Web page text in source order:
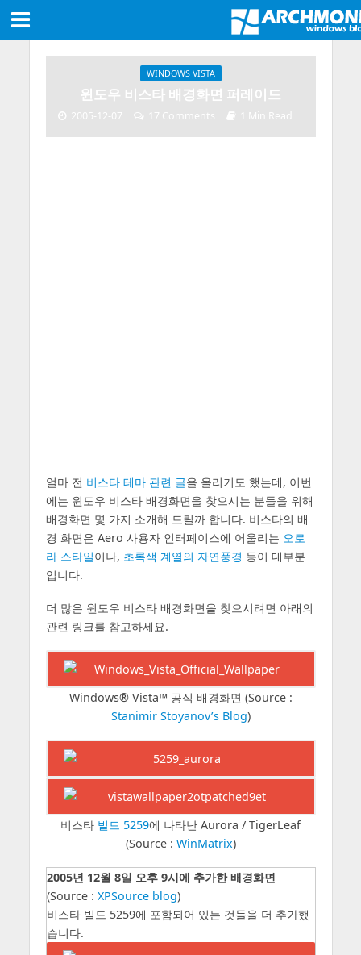
WINDOWS VISTA
윈도우 비스타 배경화면 퍼레이드
2005-12-07 17 Comments 1 Min Read
얼마 전 비스타 테마 관련 글을 올리기도 했는데, 이번
에는 윈도우 비스타 배경화면을 찾으시는 분들을 위해
배경화면 몇 가지 소개해 드릴까 합니다. 비스타의 배
경 화면은 Aero 사용자 인터페이스에 어울리는 오로
라 스타일이나, 초록색 계열의 자연풍경 등이 대부분
입니다.
더 많은 윈도우 비스타 배경화면을 찾으시려면 아래의
관련 링크를 참고하세요.
Windows® Vista™ 공식 배경화면 (Source :
Stanimir Stoyanov’s Blog)
비스타 빌드 5259에 나타난 Aurora / TigerLeaf
(Source : WinMatrix)
2005년 12월 8일 오후 9시에 추가한 배경화면
(Source : XPSource blog)
비스타 빌드 5259에 포함되어 있는 것들을 더 추가했
습니다.